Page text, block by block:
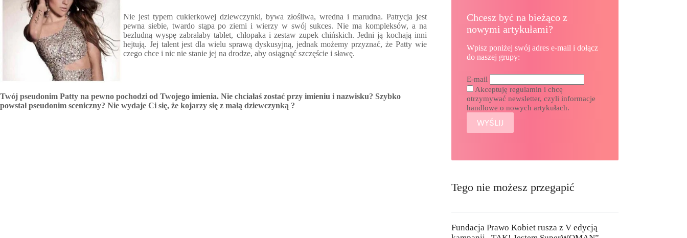
Nie jest typem cukierkowej dziewczynki, bywa złośliwa, wredna i marudna. Patrycja jest
pewna siebie, twardo stąpa po ziemi i wierzy w swój sukces. Nie ma kompleksów, a na
bezludną wyspę zabrałaby tablet, chłopaka i zestaw zupek chińskich. Jedni ją kochają inni
hejtują. Jej talent jest dla wielu sprawą dyskusyjną, jednak możemy przyznać, że Patty wie
czego chce i nic nie stanie jej na drodze, aby osiągnąć szczęście i sławę.
Twój pseudonim Patty na pewno pochodzi od Twojego imienia. Nie chciałaś zostać przy imieniu i nazwisku? Szybko
powstał pseudonim sceniczny? Nie wydaje Ci się, że kojarzy się z małą dziewczynką ?
Chcesz być na bieżąco z
nowymi artykułami?
Wpisz poniżej swój adres e-mail i dołącz
do naszej grupy:
E-mail
Akceptuję regulamin i chcę
otrzymywać newsletter, czyli informacje
handlowe o nowych artykułach.
Tego nie możesz przegapić
Fundacja Prawo Kobiet rusza z V edycją